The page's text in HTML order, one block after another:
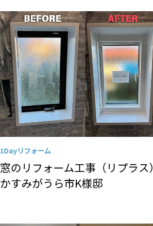
1Dayリフォーム
窓のリフォーム工事（リプラス）
かすみがうら市K様邸